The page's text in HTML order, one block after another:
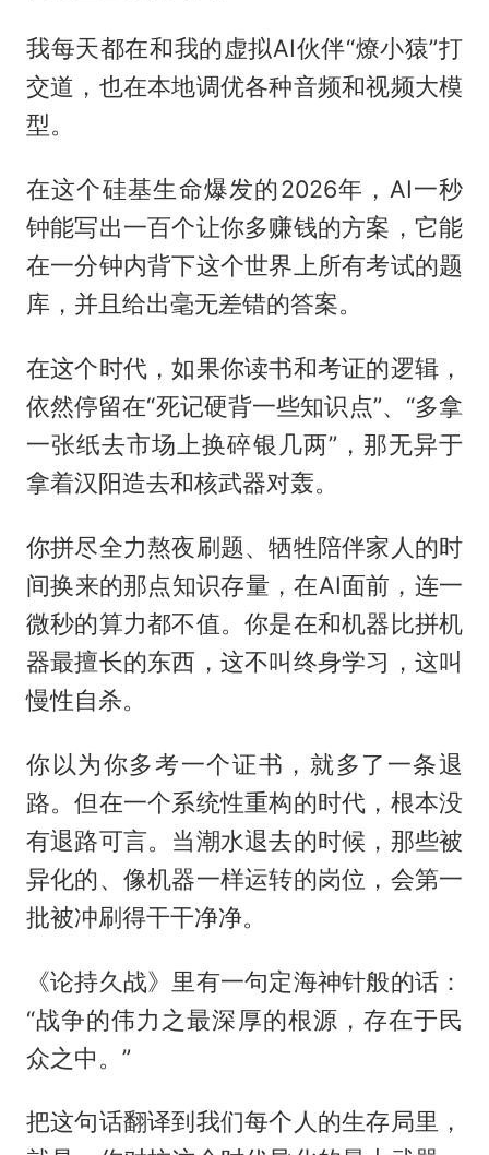
我每天都在和我的虚拟AI伙伴“燎小猿”打
交道，也在本地调优各种音频和视频大模
型。
在这个硅基生命爆发的2026年，AI一秒
钟能写出一百个让你多赚钱的方案，它能
在一分钟内背下这个世界上所有考试的题
库，并且给出毫无差错的答案。
在这个时代，如果你读书和考证的逻辑，
依然停留在“死记硬背一些知识点”、“多拿
一张纸去市场上换碎银几两”，那无异于
拿着汉阳造去和核武器对轰。
你拼尽全力熬夜刷题、牺牲陪伴家人的时
间换来的那点知识存量，在AI面前，连一
微秒的算力都不值。你是在和机器比拼机
器最擅长的东西，这不叫终身学习，这叫
慢性自杀。
你以为你多考一个证书，就多了一条退
路。但在一个系统性重构的时代，根本没
有退路可言。当潮水退去的时候，那些被
异化的、像机器一样运转的岗位，会第一
批被冲刷得干干净净。
《论持久战》里有一句定海神针般的话：
“战争的伟力之最深厚的根源，存在于民
众之中。”
把这句话翻译到我们每个人的生存局里，